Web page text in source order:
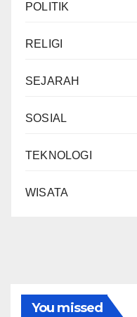
POLITIK
RELIGI
SEJARAH
SOSIAL
TEKNOLOGI
WISATA
You missed